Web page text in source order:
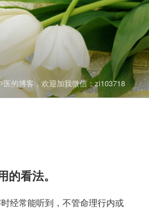
的博客，欢迎加我微信：zi103718
的看法。
经常能听到，不管命理行内或